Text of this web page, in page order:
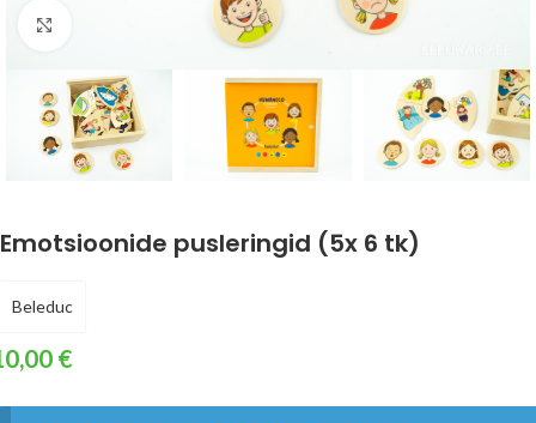
Kliki suurendamiseks
Emotsioonide pusleringid (5x 6 tk)
Beleduc
€